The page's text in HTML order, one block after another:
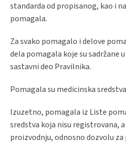
standarda od propisanog, kao i
pomagala.
Za svako pomagalo i delove
dela pomagala koje su sadržane
sastavni deo Pravilnika.
Pomagala su medicinska
Izuzetno, pomagala iz Liste
sredstva koja nisu registrovana,
proizvodnju, odnosno dozvolu